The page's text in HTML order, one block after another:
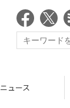
ニュース